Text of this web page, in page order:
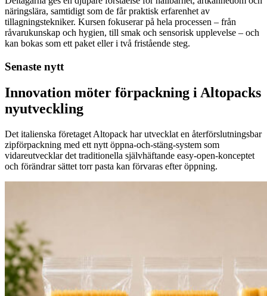
näringslära, samtidigt som de får praktisk erfarenhet av
tillagningstekniker. Kursen fokuserar på hela processen – från
råvarukunskap och hygien, till smak och sensorisk upplevelse – och
kan bokas som ett paket eller i två fristående steg.
Senaste nytt
Innovation möter förpackning i Altopacks
nyutveckling
Det italienska företaget Altopack har utvecklat en återförslutningsbar
zipförpackning med ett nytt öppna-och-stäng-system som
vidareutvecklar det traditionella självhäftande easy-open-konceptet
och förändrar sättet torr pasta kan förvaras efter öppning.